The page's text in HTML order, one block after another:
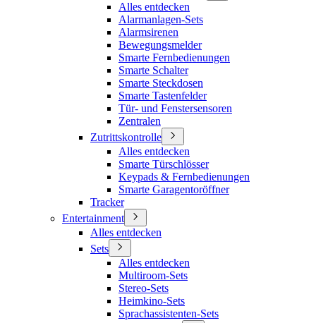
Alles entdecken
Alarmanlagen-Sets
Alarmsirenen
Bewegungsmelder
Smarte Fernbedienungen
Smarte Schalter
Smarte Steckdosen
Smarte Tastenfelder
Tür- und Fenstersensoren
Zentralen
Zutrittskontrolle
Alles entdecken
Smarte Türschlösser
Keypads & Fernbedienungen
Smarte Garagentoröffner
Tracker
Entertainment
Alles entdecken
Sets
Alles entdecken
Multiroom-Sets
Stereo-Sets
Heimkino-Sets
Sprachassistenten-Sets